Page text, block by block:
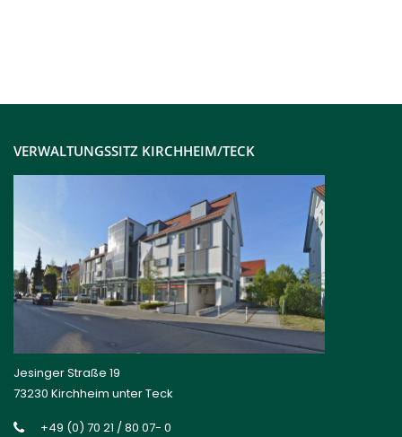
VERWALTUNGSSITZ KIRCHHEIM/TECK
Jesinger Straße 19
73230 Kirchheim unter Teck
+49 (0) 70 21 / 80 07- 0